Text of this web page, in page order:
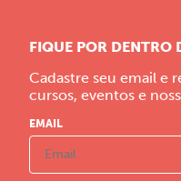
FIQUE POR DENTRO
Cadastre seu email e
cursos, eventos e
EMAIL